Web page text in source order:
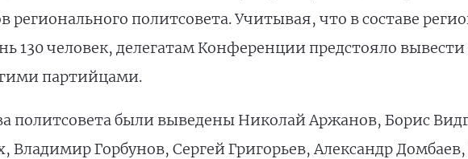
регионального политсовета. Учитывая, что в составе
130 человек, делегатам Конференции предстояло вывести
партийцами.
политсовета были выведены Николай Аржанов, Борис
Владимир Горбунов, Сергей Григорьев, Александр